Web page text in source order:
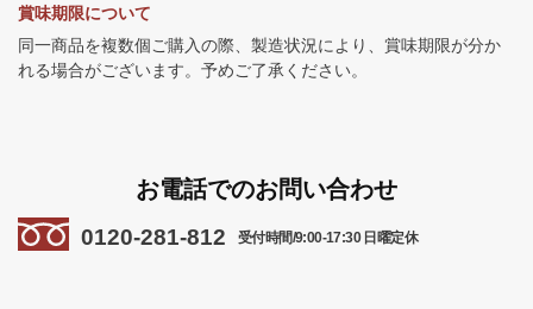
賞味期限について
同一商品を複数個ご購入の際、製造状況により、賞味期限が分か
れる場合がございます。予めご了承ください。
お電話でのお問い合わせ
0120-281-812 受付時間/9:00-17:30 日曜定休